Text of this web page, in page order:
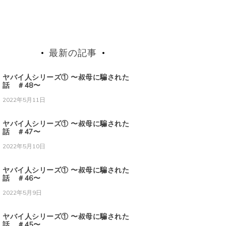
最新の記事
ヤバイ人シリーズ① 〜叔母に騙された
話 ＃48〜
2022年5月11日
ヤバイ人シリーズ① 〜叔母に騙された
話 ＃47〜
2022年5月10日
ヤバイ人シリーズ① 〜叔母に騙された
話 ＃46〜
2022年5月9日
ヤバイ人シリーズ① 〜叔母に騙された